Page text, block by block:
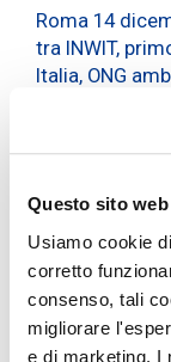
Questo sito
Usiamo cookie
corretto
consenso, tali
migliorare
e di marketing. I
Roma 14
tra INWIT,
Italia, ONG
Il progetto ha
attraverso
torri di INWIT,
aree
biodiversità
Per l’avvio